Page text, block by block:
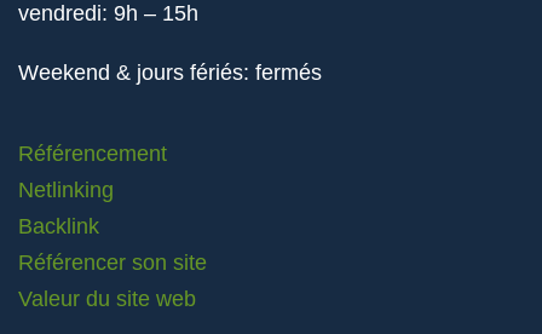
vendredi: 9h – 15h
Weekend & jours fériés: fermés
Référencement
Netlinking
Backlink
Référencer son site
Valeur du site web